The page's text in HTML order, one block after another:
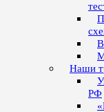
Наши
РФ